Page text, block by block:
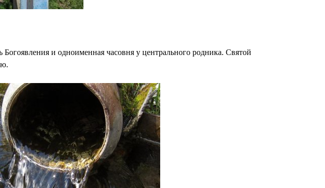
и одноименная часовня у центрального родника. Святой